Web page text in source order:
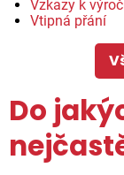
Vzkazy k
Vtipná přání
Do